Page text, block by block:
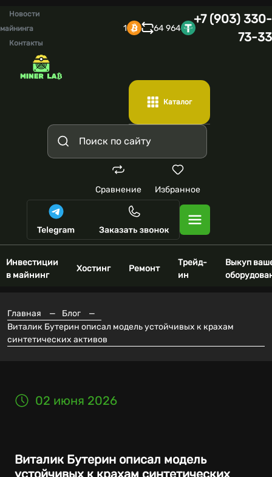
Новости
майнинга
Контакты
1 64 964
+7 (903) 330-
73-33
Каталог
Сравнение Избранное
Инвестиции
в майнинг
Хостинг Ремонт
Трейд-
ин
Выкуп
Главная — Блог
—
Виталик Бутерин описал модель устойчивых к крахам
синтетических активов
02 июня 2026
Виталик Бутерин описал модель
устойчивых к крахам синтетических